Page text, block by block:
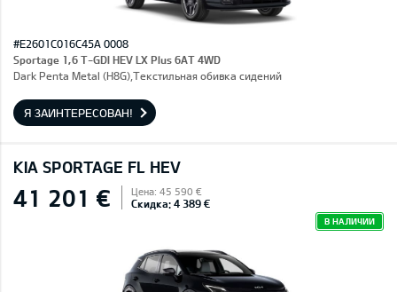
#E2601C016C45A 0008
Sportage 1,6 T-GDI HEV LX Plus 6AT 4WD
Dark Penta Metal (H8G),Текстильная обивка сидений
Я ЗАИНТЕРЕСОВАН!
KIA SPORTAGE FL HEV
41 201 € Цена: 45 590 €
Скидка: 4 389 €
В НАЛИЧИИ